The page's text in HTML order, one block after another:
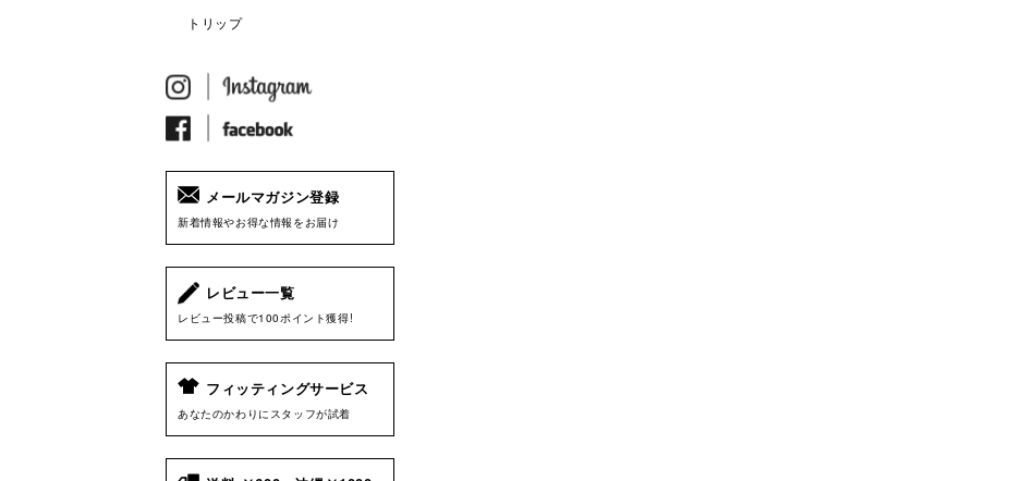
トリップ
メールマガジン登録
新着情報やお得な情報をお届け
レビュー一覧
レビュー投稿で100ポイント獲得!
フィッティングサービス
あなたのかわりにスタッフが試着